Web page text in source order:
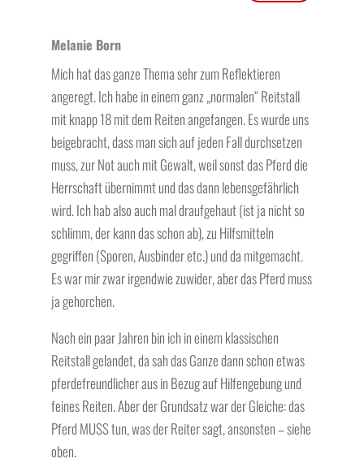
Melanie Born
Mich hat das ganze Thema sehr zum Reflektieren
angeregt. Ich habe in einem ganz „normalen“ Reitstall
mit knapp 18 mit dem Reiten angefangen. Es wurde uns
beigebracht, dass man sich auf jeden Fall durchsetzen
muss, zur Not auch mit Gewalt, weil sonst das Pferd die
Herrschaft übernimmt und das dann lebensgefährlich
wird. Ich hab also auch mal draufgehaut (ist ja nicht so
schlimm, der kann das schon ab), zu Hilfsmitteln
gegriffen (Sporen, Ausbinder etc.) und da mitgemacht.
Es war mir zwar irgendwie zuwider, aber das Pferd muss
ja gehorchen.
Nach ein paar Jahren bin ich in einem klassischen
Reitstall gelandet, da sah das Ganze dann schon etwas
pferdefreundlicher aus in Bezug auf Hilfengebung und
feines Reiten. Aber der Grundsatz war der Gleiche: das
Pferd MUSS tun, was der Reiter sagt, ansonsten – siehe
oben.